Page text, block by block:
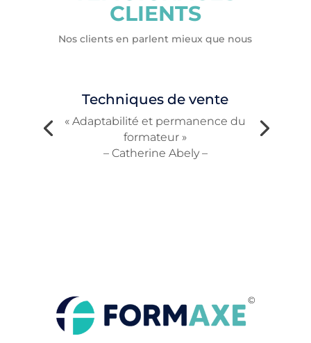
CLIENTS
Nos clients en parlent mieux que nous
Techniques de vente
« Adaptabilité et permanence du
formateur »
– Catherine Abely –